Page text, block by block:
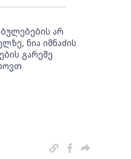
არ
ნია იმნაძის
გარეშე